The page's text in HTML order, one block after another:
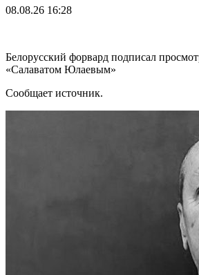
08.08.26 16:28
Белорусский форвард подписал
«Салаватом Юлаевым»
Сообщает источник.